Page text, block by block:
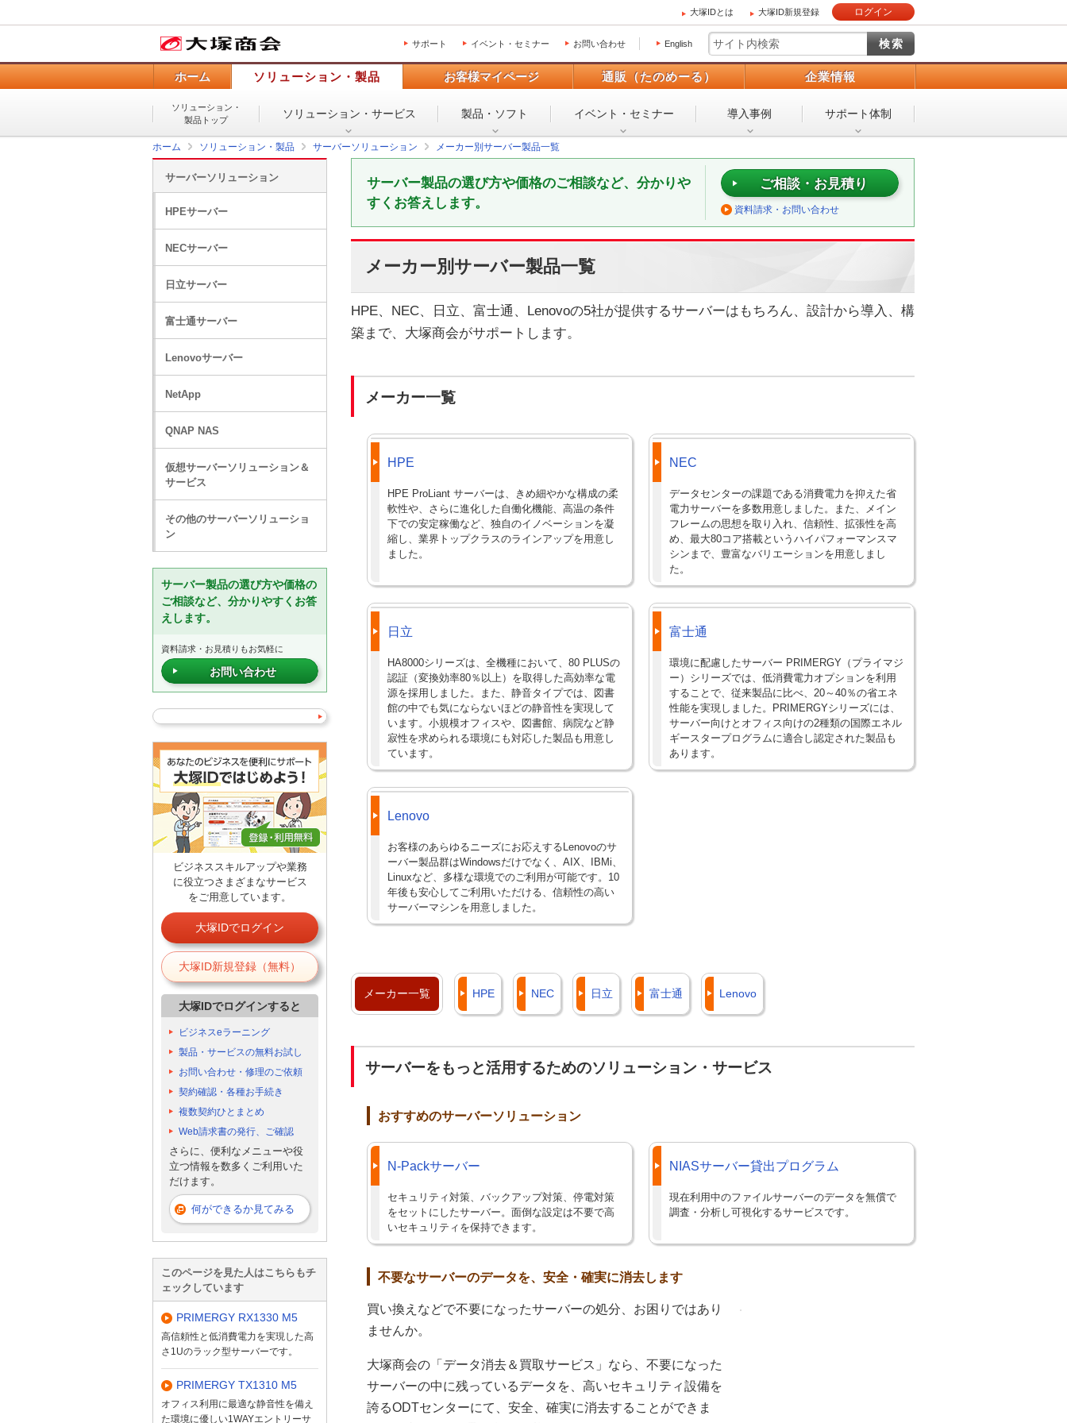
大塚IDとは 大塚ID新規登録 ログイン
サポート イベント・セミナー お問い合わせ English
ホーム ソリューション・製品 お客様マイページ 通販（たのめーる） 企業情報
ソリューション・
製品トップ
ソリューション・ サービス 製品・ソフト イベント・ セミナー 導入事例 サポート体制
ホーム ソリューション・製品 サーバーソリューション メーカー別サーバー製品一覧
サーバー製品の選び方や価格のご相談など、分かりや
すくお答えします。
ご相談・お見積り
資料請求・お問い合わせ
メーカー別サーバー製品一覧
HPE、NEC、日立、富士通、Lenovoの5社が提供するサーバーはもちろん、設計から導入、構
築まで、大塚商会がサポートします。
メーカー一覧
HPE
HPE ProLiant サーバーは、きめ細やかな構成の柔
軟性や、さらに進化した自働化機能、高温の条件
下での安定稼働など、独自のイノベーションを凝
縮し、業界トップクラスのラインアップを用意し
ました。
NEC
データセンターの課題である消費電力を抑えた省
電力サーバーを多数用意しました。また、メイン
フレームの思想を取り入れ、信頼性、拡張性を高
め、最大80コア搭載というハイパフォーマンスマ
シンまで、豊富なバリエーションを用意しまし
た。
日立
HA8000シリーズは、全機種において、80 PLUSの
認証（変換効率80％以上）を取得した高効率な電
源を採用しました。また、静音タイプでは、図書
館の中でも気にならないほどの静音性を実現して
います。小規模オフィスや、図書館、病院など静
寂性を求められる環境にも対応した製品も用意し
ています。
富士通
環境に配慮したサーバー PRIMERGY（プライマジ
ー）シリーズでは、低消費電力オプションを利用
することで、従来製品に比べ、20～40％の省エネ
性能を実現しました。PRIMERGYシリーズには、
サーバー向けとオフィス向けの2種類の国際エネル
ギースタープログラムに適合し認定された製品も
あります。
Lenovo
お客様のあらゆるニーズにお応えするLenovoのサ
ーバー製品群はWindowsだけでなく、AIX、IBMi、
Linuxなど、多様な環境でのご利用が可能です。10
年後も安心してご利用いただける、信頼性の高い
サーバーマシンを用意しました。
メーカー一覧 HPE NEC 日立 富士通 Lenovo
サーバーをもっと活用するためのソリューション・サービス
おすすめのサーバーソリューション
N-Packサーバー
セキュリティ対策、バックアップ対策、停電対策
をセットにしたサーバー。面倒な設定は不要で高
いセキュリティを保持できます。
NIASサーバー貸出プログラム
現在利用中のファイルサーバーのデータを無償で
調査・分析し可視化するサービスです。
不要なサーバーのデータを、安全・確実に消去します
買い換えなどで不要になったサーバーの処分、お困りではあり
ませんか。
大塚商会の「データ消去＆買取サービス」なら、不要になった
サーバーの中に残っているデータを、高いセキュリティ設備を
誇るODTセンターにて、安全、確実に消去することができま
サーバーソリューション
HPEサーバー
NECサーバー
日立サーバー
富士通サーバー
Lenovoサーバー
NetApp
QNAP NAS
仮想サーバーソリューション＆
サービス
その他のサーバーソリューショ
ン
サーバー製品の選び方や価格の
ご相談など、分かりやすくお答
えします。
資料請求・お見積りもお気軽に
お問い合わせ
ビジネススキルアップや業務
に役立つさまざまなサービス
をご用意しています。
大塚IDでログイン
大塚ID新規登録（無料）
大塚IDでログインすると
ビジネスeラーニング
製品・サービスの無料お試し
お問い合わせ・修理のご依頼
契約確認・各種お手続き
複数契約ひとまとめ
Web請求書の発行、ご確認
さらに、便利なメニューや役
立つ情報を数多くご利用いた
だけます。
何ができるか見てみる
このページを見た人はこちらもチ
ェックしています
PRIMERGY RX1330 M5
高信頼性と低消費電力を実現した高
さ1Uのラック型サーバーです。
PRIMERGY TX1310 M5
オフィス利用に最適な静音性を備え
た環境に優しい1WAYエントリーサ